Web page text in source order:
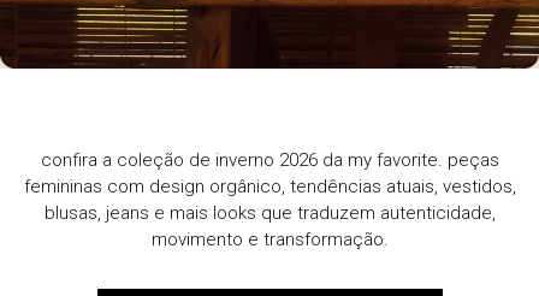
confira a coleção de inverno 2026 da my favorite. peças
femininas com design orgânico, tendências atuais, vestidos,
blusas, jeans e mais looks que traduzem autenticidade,
movimento e transformação.